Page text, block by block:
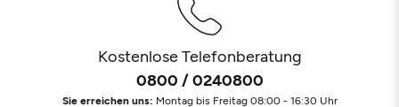
Kostenlose Telefonberatung
0800 / 0240800
Sie erreichen uns: Montag bis Freitag 08:00 - 16:30 Uhr